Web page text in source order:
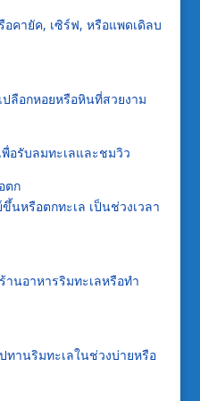
อคายัค, เซิร์ฟ, หรือแพดเดิลบ
ลือกหอยหรือหินที่สวยงาม
อรับลมทะเลและชมวิว
ตก
นหรือตกทะเล เป็นช่วงเวลา
านอาหารริมทะเลหรือทำ
ทานริมทะเลในช่วงบ่ายหรือ